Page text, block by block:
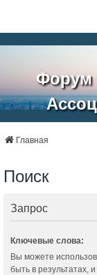
Форум
Главная
Поиск
Запрос
Ключевые слова:
Вы можете
быть в результатах, и